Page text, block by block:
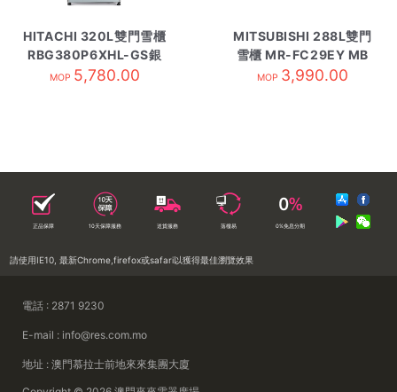
HITACHI 320L雙門雪櫃
RBG380P6XHL-GS銀
玻璃
MOP 5,780.00
MITSUBISHI 288L雙門
雪櫃 MR-FC29EY MB
霧黑
MOP 3,990.00
正品保障 10天保障服務 送貨服務 落樓易 0%免息分期
請使用IE10, 最新Chrome,firefox或safari以獲得最佳瀏覽效果
電話 : 2871 9230
E-mail : info@res.com.mo
地址 : 澳門慕拉士前地來來集團大廈